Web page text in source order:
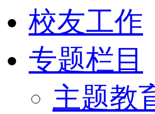
校友工作
专题栏目
主题教